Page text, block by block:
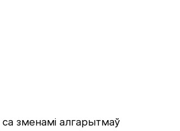
зменамі алгарытмаў